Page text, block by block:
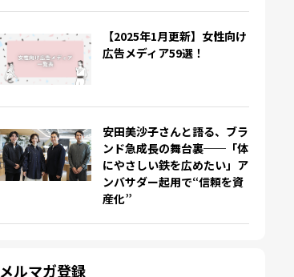
【2025年1月更新】女性向け
広告メディア59選！
安田美沙子さんと語る、ブラ
ンド急成長の舞台裏──「体
にやさしい鉄を広めたい」ア
ンバサダー起用で“信頼を資
産化”
メルマガ登録